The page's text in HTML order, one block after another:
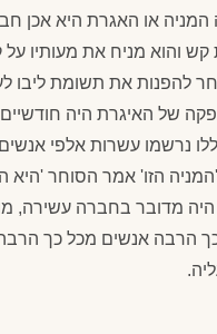
או האגרת היא אכן
והוא מניח את מעותיו על
להפנות את תשומת ליבו
של האיגרת היה חודשיים
נרשמו עשרות אלפי
הזו' אמר הסוחר 'היא
היה מדובר בחברה עשירה,
כך הרבה אנשים מכל כך